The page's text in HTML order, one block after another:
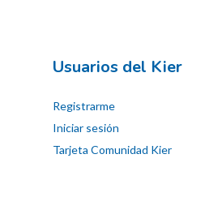
Usuarios del Kier
Registrarme
Iniciar sesión
Tarjeta Comunidad Kier